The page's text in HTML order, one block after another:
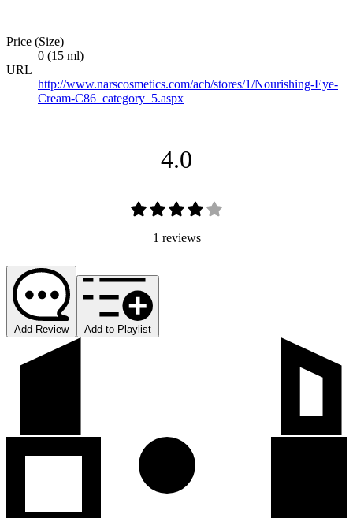
Price (Size)
0 (15 ml)
URL
http://www.narscosmetics.com/acb/stores/1/Nourishing-Eye-
Cream-C86_category_5.aspx
4.0
1 reviews
Add Review Add to Playlist